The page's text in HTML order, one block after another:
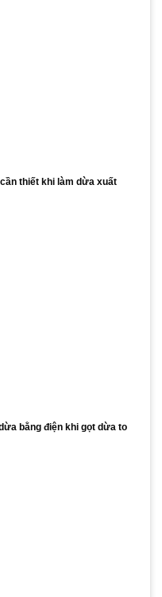
thiết khi làm dừa xuất
bằng điện khi gọt dừa to